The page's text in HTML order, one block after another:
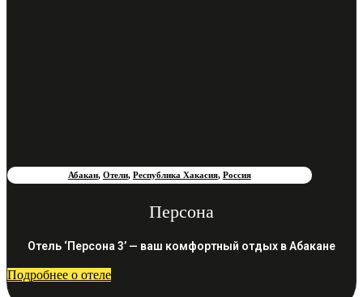
Абакан, Отели, Республика Хакасия, Россия
Персона
Отель ‘Персона 3’ — ваш комфортный отдых в Абакане
Подробнее о отеле